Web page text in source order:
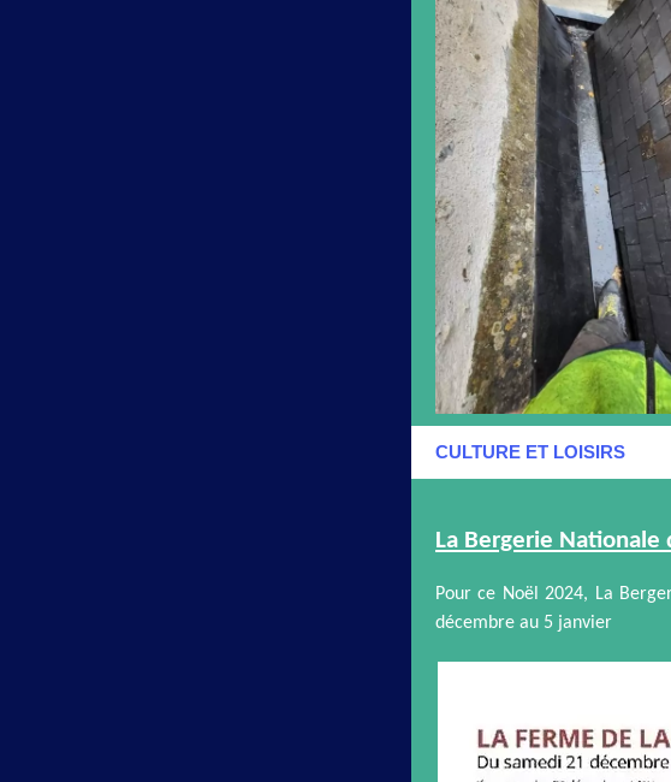
CULTURE ET LOISIRS
La Bergerie
Pour ce Noël 2024, La
décembre au 5 janvier